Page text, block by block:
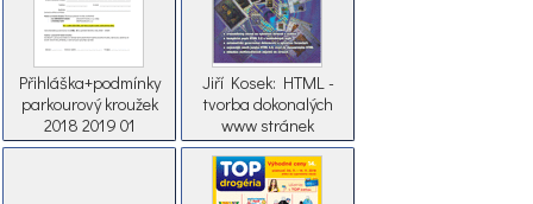
Přihláška+podmínky
parkourový kroužek
2018 2019 01
Jiří Kosek: HTML -
tvorba dokonalých
www stránek